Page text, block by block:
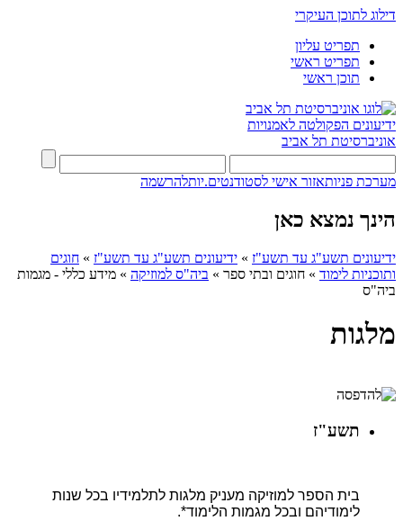
דילוג לתוכן העיקרי
תפריט עליון
תפריט ראשי
תוכן ראשי
ידיעונים הפקולטה לאמנויות
אוניברסיטת תל אביב
מערכת פניותאזור אישי לסטודנטים.יותלהרשמה
הינך נמצא כאן
ידיעונים תשע"ג עד תשע"ז » ידיעונים תשע"ג עד תשע"ז » חוגים
ותוכניות לימוד » חוגים ובתי ספר » ביה"ס למוזיקה » מידע כללי - מגמות
ביה"ס
מלגות
תשע"ז
בית הספר למוזיקה מעניק מלגות לתלמידיו בכל שנות
לימודיהם ובכל מגמות הלימוד*.